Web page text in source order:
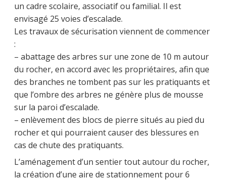
un cadre scolaire, associatif ou familial. Il est
envisagé 25 voies d’escalade.
Les travaux de sécurisation viennent de commencer
:
– abattage des arbres sur une zone de 10 m autour
du rocher, en accord avec les propriétaires, afin que
des branches ne tombent pas sur les pratiquants et
que l’ombre des arbres ne génère plus de mousse
sur la paroi d’escalade.
– enlèvement des blocs de pierre situés au pied du
rocher et qui pourraient causer des blessures en
cas de chute des pratiquants.
L’aménagement d’un sentier tout autour du rocher,
la création d’une aire de stationnement pour 6